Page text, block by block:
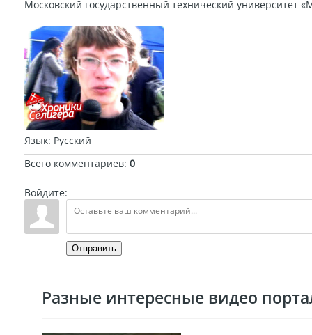
Московский государственный технический университет
Язык: Русский
Всего комментариев: 0
Войдите:
Отправить
Разные интересные видео